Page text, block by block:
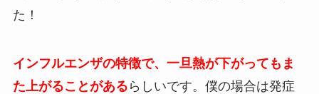
た！
インフルエンザの特徴で、一旦熱が下がってもま
た上がることがある らしいです。僕の場合は発症